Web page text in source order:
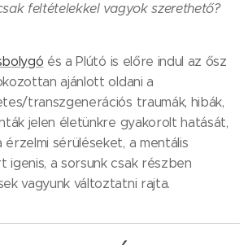
feltételekkel vagyok szerethető?
és a Plútó is előre indul az ősz
ajánlott oldani a
transzgenerációs traumák, hibák,
jelen életünkre gyakorolt hatását,
sérüléseket, a mentális
igenis, a sorsunk csak részben
vagyunk változtatni rajta.